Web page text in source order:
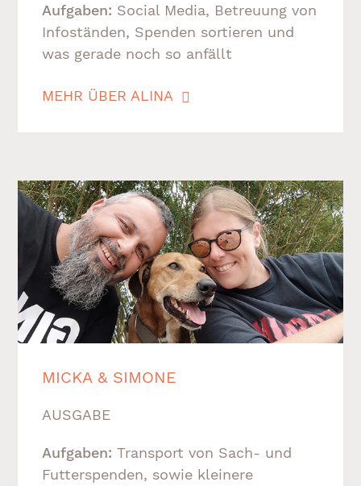
Aufgaben: Social Media, Betreuung von
Infoständen, Spenden sortieren und
was gerade noch so anfällt
MEHR ÜBER ALINA
MICKA & SIMONE
AUSGABE
Aufgaben: Transport von Sach- und
Futterspenden, sowie kleinere